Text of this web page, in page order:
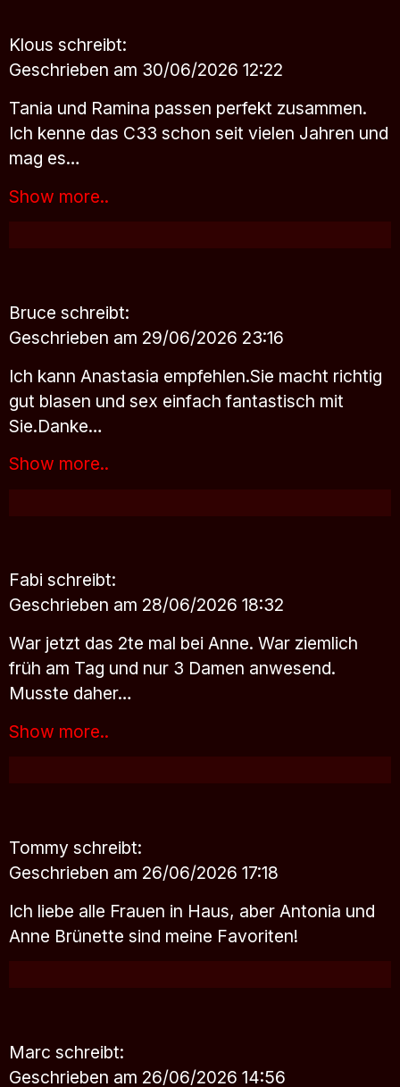
Klous schreibt:
Geschrieben am 30/06/2026 12:22
Tania und Ramina passen perfekt zusammen.
Ich kenne das C33 schon seit vielen Jahren und
mag es…
Show more..
Bruce schreibt:
Geschrieben am 29/06/2026 23:16
Ich kann Anastasia empfehlen.Sie macht richtig
gut blasen und sex einfach fantastisch mit
Sie.Danke…
Show more..
Fabi schreibt:
Geschrieben am 28/06/2026 18:32
War jetzt das 2te mal bei Anne. War ziemlich
früh am Tag und nur 3 Damen anwesend.
Musste daher…
Show more..
Tommy schreibt:
Geschrieben am 26/06/2026 17:18
Ich liebe alle Frauen in Haus, aber Antonia und
Anne Brünette sind meine Favoriten!
Marc schreibt:
Geschrieben am 26/06/2026 14:56